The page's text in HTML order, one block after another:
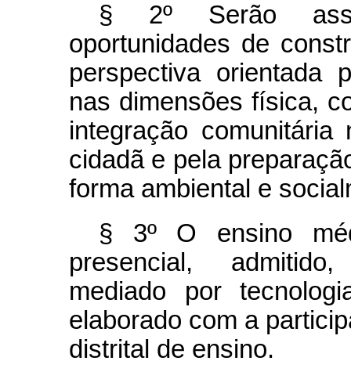
§ 2º Serão
oportunidades de
perspectiva orientada
nas dimensões física,
integração
cidadã e pela
forma ambiental e
§ 3º O ensino
presencial,
mediado por
elaborado com a
distrital de ensino.